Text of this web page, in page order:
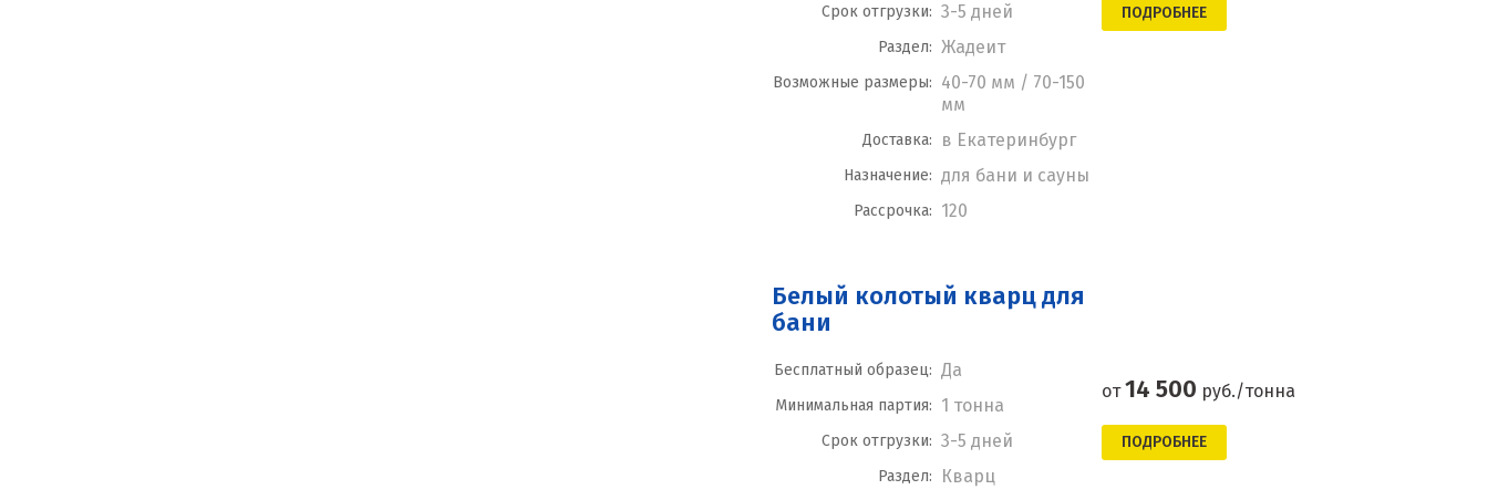
Срок отгрузки: 3-5 дней
Раздел: Жадеит
Возможные размеры: 40-70 мм / 70-150
мм
Доставка: в Екатеринбург
Назначение: для бани и сауны
Рассрочка: 120
ПОДРОБНЕЕ
Белый колотый кварц для
бани
Бесплатный образец: Да
Минимальная партия: 1 тонна
Срок отгрузки: 3-5 дней
Раздел: Кварц
от14 500 руб./тонна
ПОДРОБНЕЕ